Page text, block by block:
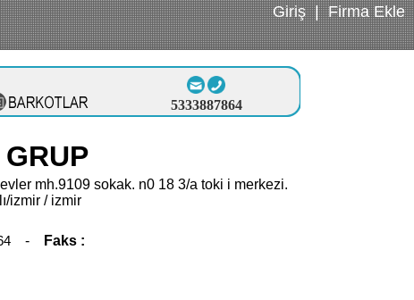
Giriş|Firma Ekle
5333887864
mh.9109 sokak. n0 18 3/a toki i merkezi.
izmir / izmir
-
Faks :